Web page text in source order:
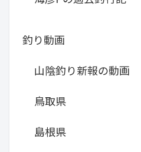
釣り動画
山陰釣り新報の動画
鳥取県
島根県